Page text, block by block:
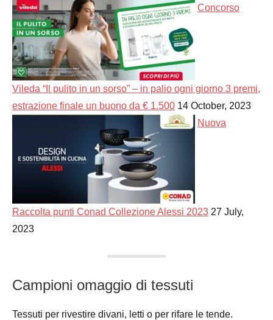
Concorso
Vileda “Il pulito in un sorso” – in palio ogni giorno 3 premi,
estrazione finale un buono da € 1.500 14 October, 2023
Nuova
Raccolta punti Conad Collezione Alessi 2023 27 July,
2023
Campioni omaggio di tessuti
Tessuti per rivestire divani, letti o per rifare le tende.